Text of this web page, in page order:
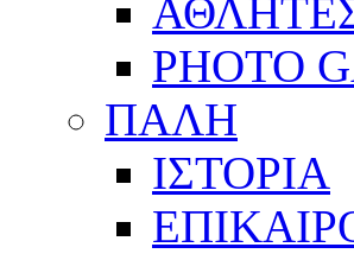
PHOTO
ΠΑΛΗ
ΙΣΤΟΡΙΑ